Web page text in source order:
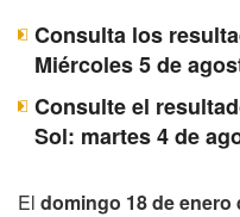
Consulta los
Miércoles 5 de
Consulte el
Sol: martes 4 de
El domingo 18 de enero